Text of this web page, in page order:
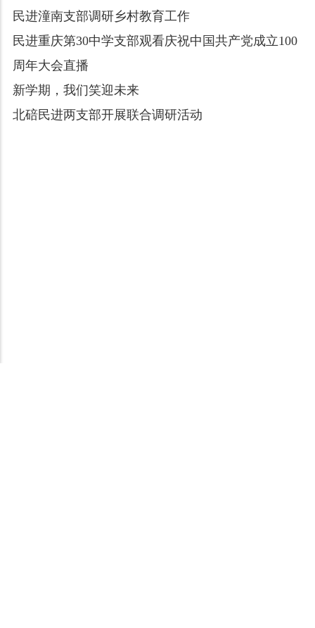
民进潼南支部调研乡村教育工作
民进重庆第30中学支部观看庆祝中国共产党成立100
周年大会直播
新学期，我们笑迎未来
北碚民进两支部开展联合调研活动